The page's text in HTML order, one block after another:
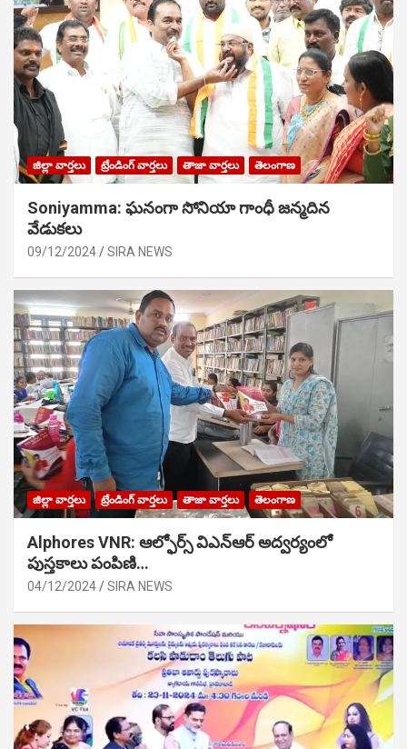
జిల్లా వార్తలు ట్రేండింగ్ వార్తలు తాజా వార్తలు తెలంగాణ
Soniyamma: ఘ‌నంగా సోనియా గాంధీ జ‌న్మ‌దిన
వేడుక‌లు
09/12/2024 SIRA NEWS
జిల్లా వార్తలు ట్రేండింగ్ వార్తలు తాజా వార్తలు తెలంగాణ
Alphores VNR: ఆల్ఫోర్స్ విఎన్ఆర్ అద్వర్యంలో
పుస్తకాలు పంపిణి…
04/12/2024 SIRA NEWS